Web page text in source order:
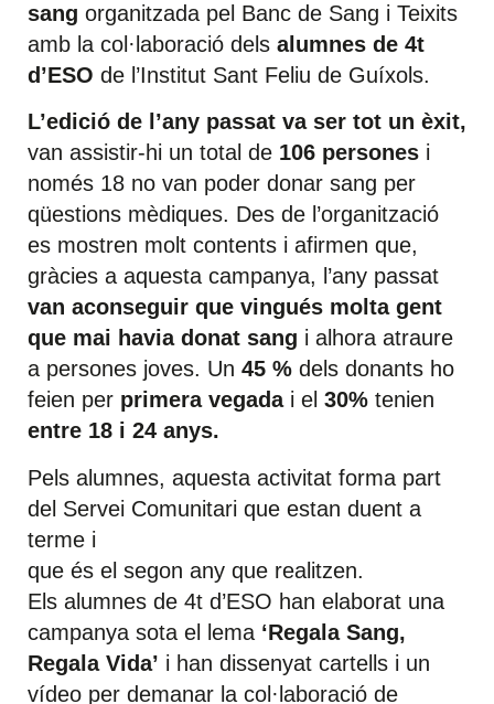
sang organitzada pel Banc de Sang i Teixits
amb la col·laboració dels alumnes de 4t
d’ESO de l’Institut Sant Feliu de Guíxols.
L’edició de l’any passat va ser tot un èxit,
van assistir-hi un total de 106 persones i
només 18 no van poder donar sang per
qüestions mèdiques. Des de l’organització
es mostren molt contents i afirmen que,
gràcies a aquesta campanya, l’any passat
van aconseguir que vingués molta gent
que mai havia donat sang i alhora atraure
a persones joves. Un 45 % dels donants ho
feien per primera vegadai el 30% tenien
entre 18 i 24 anys.
Pels alumnes, aquesta activitat forma part
del Servei Comunitari que estan duent a
terme i
que és el segon any que realitzen.
Els alumnes de 4t d’ESO han elaborat una
campanya sota el lema ‘Regala Sang,
Regala Vida’ i han dissenyat cartells i un
vídeo per demanar la col·laboració de